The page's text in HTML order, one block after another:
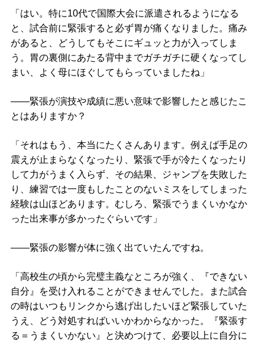
「はい。特に10代で国際大会に派遣されるようになる
と、試合前に緊張すると必ず胃が痛くなりました。痛み
があると、どうしてもそこにギュッと力が入ってしま
う。胃の裏側にあたる背中までガチガチに硬くなってし
まい、よく母にほぐしてもらっていましたね」
――緊張が演技や成績に悪い意味で影響したと感じたこ
とはありますか？
「それはもう、本当にたくさんあります。例えば手足の
震えが止まらなくなったり、緊張で手が冷たくなったり
して力がうまく入らず、その結果、ジャンプを失敗した
り、練習では一度もしたことのないミスをしてしまった
経験は山ほどあります。むしろ、緊張でうまくいかなか
った出来事が多かったぐらいです」
――緊張の影響が体に強く出ていたんですね。
「高校生の頃から完璧主義なところが強く、『できない
自分』を受け入れることができませんでした。また試合
の時はいつもリンクから逃げ出したいほど緊張していた
うえ、どう対処すればいいかわからなかった。『緊張す
る＝うまくいかない』と決めつけて、必要以上に自分に